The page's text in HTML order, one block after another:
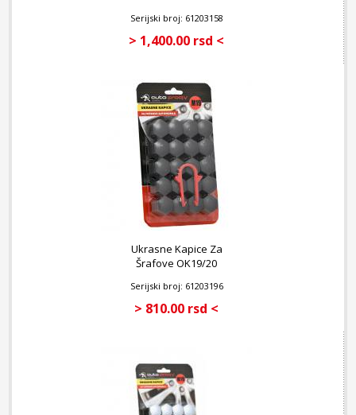
Serijski broj: 61203158
> 1,400.00 rsd <
Ukrasne Kapice Za
Šrafove OK19/20
Serijski broj: 61203196
> 810.00 rsd <